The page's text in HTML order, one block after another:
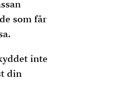
som får
inte
din